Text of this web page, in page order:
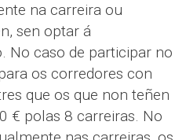
na carreira ou
sen optar á
No caso de participar no
os corredores con
que os que non teñen
€ polas 8 carreiras. No